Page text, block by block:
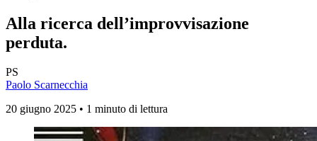
Alla ricerca dell’improvvisazione
perduta.
PS
Paolo Scarnecchia
20 giugno 2025 • 1 minuto di lettura